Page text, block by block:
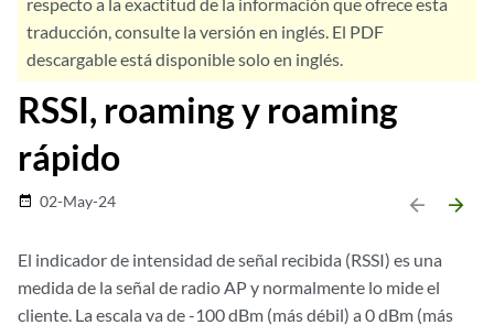
traducción, consulte la versión en inglés. El PDF
descargable está disponible solo en inglés.
RSSI, roaming y roaming
rápido
date_range 02-May-24 arrow_backward arrow_forward
El indicador de intensidad de señal recibida (RSSI) es una
medida de la señal de radio AP y normalmente lo mide el
cliente. La escala va de -100 dBm (más débil) a 0 dBm (más